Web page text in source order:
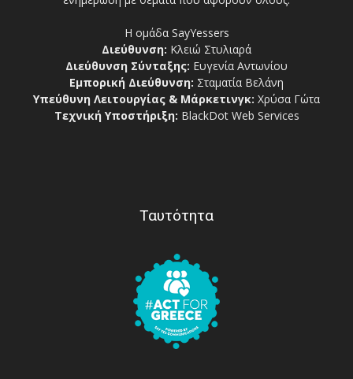
Η ομάδα SayYessers
Διεύθυνση: Κλειώ Στυλιαρά
Διεύθυνση Σύνταξης: Ευγενία Αντωνίου
Εμπορική Διεύθυνση: Σταματία Βελάνη
Υπεύθυνη Λειτουργίας & Μάρκετινγκ: Χρύσα Γώτα
Τεχνική Υποστήριξη: BlackDot Web Services
Ταυτότητα